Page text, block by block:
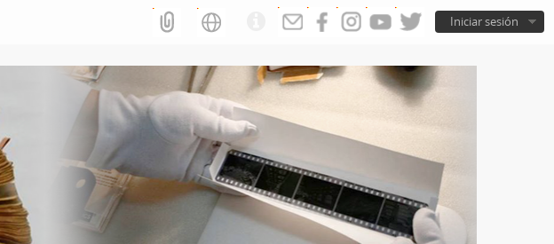
Iniciar sesión